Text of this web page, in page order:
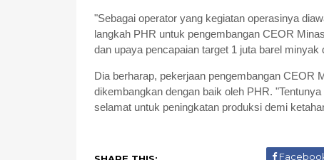
"Sebagai operator yang kegiatan operasinya
langkah PHR untuk pengembangan CEOR
dan upaya pencapaian target 1 juta barel
Dia berharap, pekerjaan pengembangan CEOR
dikembangkan dengan baik oleh PHR.
selamat untuk peningkatan produksi demi